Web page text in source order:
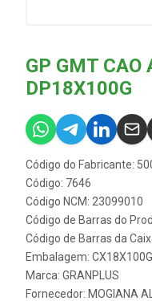
GP GMT CAO
DP18X100G
Código do Fabricante:
Código: 7646
Código NCM: 23099010
Código de Barras do
Código de Barras da
Embalagem: CX18X100G
Marca: GRANPLUS
Fornecedor: MOGIANA